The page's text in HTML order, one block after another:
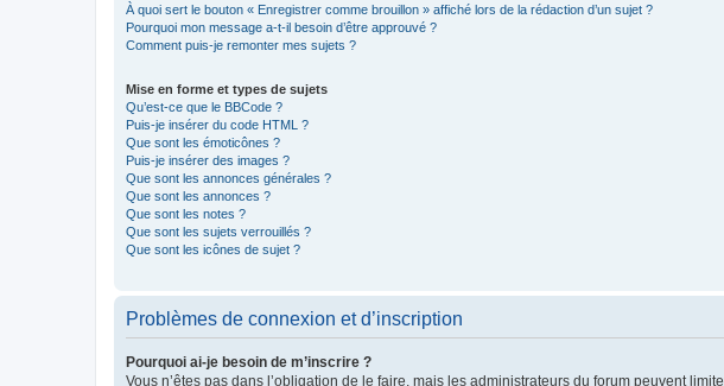
À quoi sert le bouton « Enregistrer comme brouillon » affiché lors de la rédaction d’un sujet ?
Pourquoi mon message a-t-il besoin d’être approuvé ?
Comment puis-je remonter mes sujets ?
Mise en forme et types de sujets
Qu’est-ce que le BBCode ?
Puis-je insérer du code HTML ?
Que sont les émoticônes ?
Puis-je insérer des images ?
Que sont les annonces générales ?
Que sont les annonces ?
Que sont les notes ?
Que sont les sujets verrouillés ?
Que sont les icônes de sujet ?
Problèmes de connexion et d’inscription
Pourquoi ai-je besoin de m’inscrire ?
Vous n’êtes pas dans l’obligation de le faire, mais les administrateurs du forum peuvent